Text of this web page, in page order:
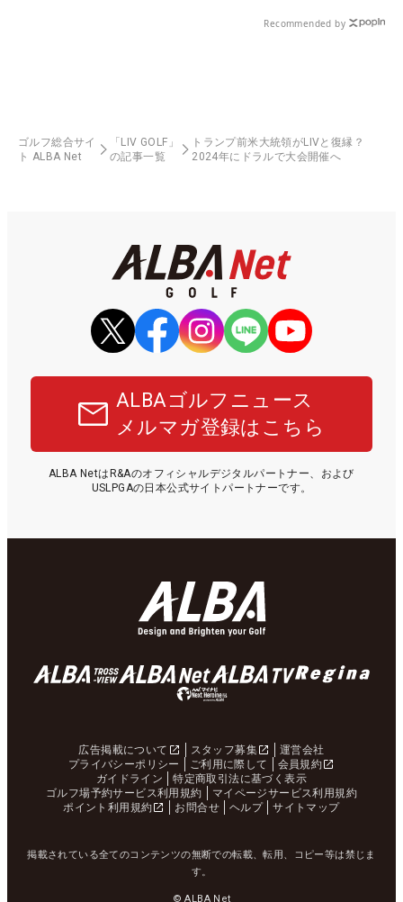
Recommended by
ゴルフ総合サイ
ト ALBA Net
「LIV GOLF」
の記事一覧
トランプ前米大統領がLIVと復縁？
2024年にドラルで大会開催へ
ALBAゴルフニュース
メルマガ登録はこちら
ALBA NetはR&Aのオフィシャルデジタルパートナー、および
USLPGAの日本公式サイトパートナーです。
広告掲載について スタッフ募集
運営会社
プライバシーポリシー
ご利用に際して
会員規約
ガイドライン
特定商取引法に基づく表示
ゴルフ場予約サービス利用規約
マイページサービス利用規約
ポイント利用規約
お問合せ ヘルプ サイトマップ
掲載されている全てのコンテンツの無断での転載、転用、コピー等は禁じま
す。
© ALBA Net